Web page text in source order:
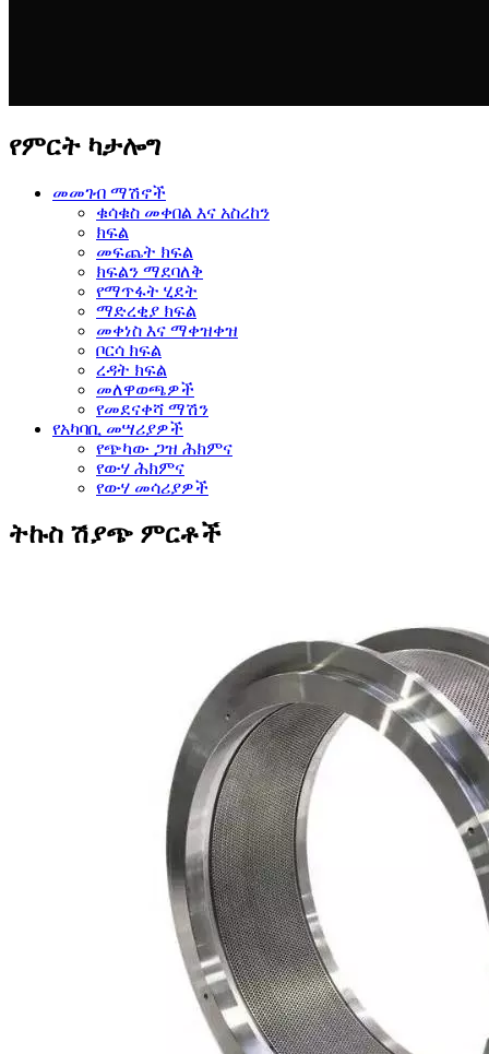
የምርት ካታሎግ
መመገብ ማሽኖች
ቁሳቁስ መቀበል እና አስረከን
ክፍል
መፍጨት ክፍል
ክፍልን ማደባለቅ
የማጥፋት ሂደት
ማድረቂያ ክፍል
መቀነስ እና ማቀዝቀዝ
ቦርሳ ክፍል
ረዳት ክፍል
መለዋወጫዎች
የመደናቀሻ ማሽን
የአካባቢ መሣሪያዎች
የጭካው ጋዝ ሕክምና
የውሃ ሕክምና
የውሃ መሳሪያዎች
ትኩስ ሽያጭ ምርቶች